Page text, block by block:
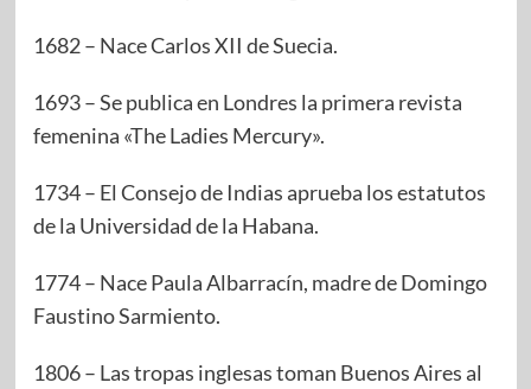
1682 – Nace Carlos XII de Suecia.
1693 – Se publica en Londres la primera revista
femenina «The Ladies Mercury».
1734 – El Consejo de Indias aprueba los estatutos
de la Universidad de la Habana.
1774 – Nace Paula Albarracín, madre de Domingo
Faustino Sarmiento.
1806 – Las tropas inglesas toman Buenos Aires al